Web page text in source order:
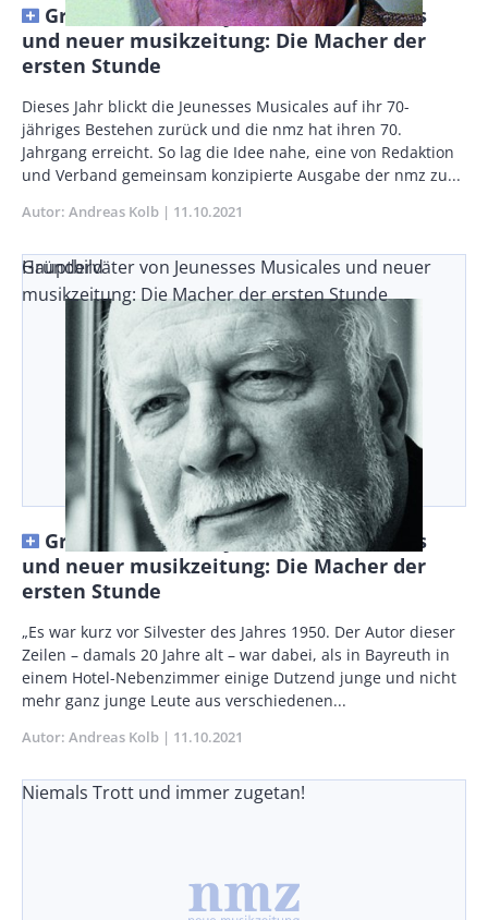
Gründerväter von Jeunesses Musicales
und neuer musikzeitung: Die Macher der
ersten Stunde
Body
Dieses Jahr blickt die Jeunesses Musicales auf ihr 70-
jähriges Bestehen zurück und die nmz hat ihren 70.
Jahrgang erreicht. So lag die Idee nahe, eine von Redaktion
und Verband gemeinsam konzipierte Ausgabe der nmz zu...
Autor Andreas Kolb Publikationsdatum
11.10.2021
Gründerväter von Jeunesses Musicales und neuer
musikzeitung: Die Macher der ersten Stunde
Hauptbild
Gründerväter von Jeunesses Musicales
und neuer musikzeitung: Die Macher der
ersten Stunde
Body
„Es war kurz vor Silvester des Jahres 1950. Der Autor dieser
Zeilen – damals 20 Jahre alt – war dabei, als in Bayreuth in
einem Hotel-Nebenzimmer einige Dutzend junge und nicht
mehr ganz junge Leute aus verschiedenen...
Autor Andreas Kolb Publikationsdatum
11.10.2021
Niemals Trott und immer zugetan!